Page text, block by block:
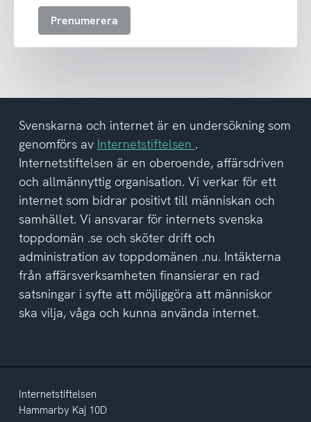
att
del
av
integritetspolicyn
Prenumerera
Svenskarna och internet är en undersökning som
genomförs av Internetstiftelsen .
Internetstiftelsen är en oberoende, affärsdriven
och allmännyttig organisation. Vi verkar för ett
internet som bidrar positivt till människan och
samhället. Vi ansvarar för internets svenska
toppdomän .se och sköter drift och
administration av toppdomänen .nu. Intäkterna
från affärsverksamheten finansierar en rad
satsningar i syfte att möjliggöra att människor
ska vilja, våga och kunna använda internet.
Internetstiftelsen
Hammarby Kaj 10D